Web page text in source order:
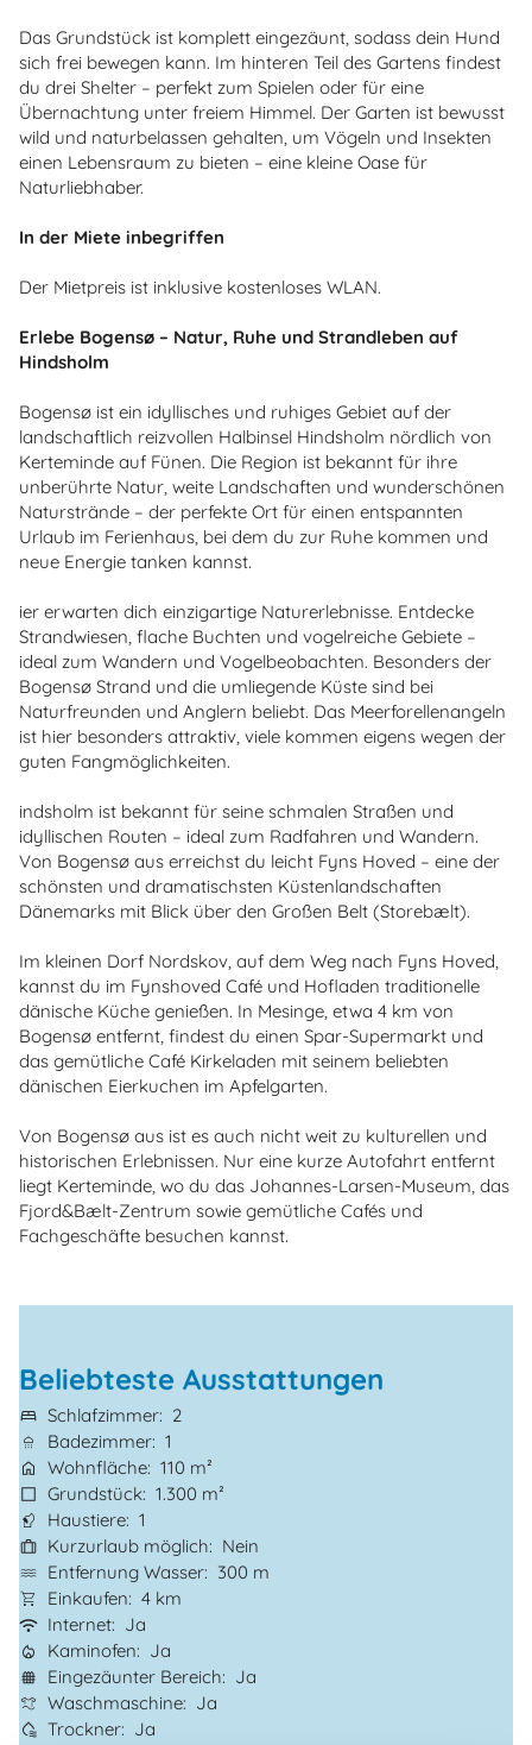
Das Grundstück ist komplett eingezäunt, sodass dein Hund
sich frei bewegen kann. Im hinteren Teil des Gartens findest
du drei Shelter – perfekt zum Spielen oder für eine
Übernachtung unter freiem Himmel. Der Garten ist bewusst
wild und naturbelassen gehalten, um Vögeln und Insekten
einen Lebensraum zu bieten – eine kleine Oase für
Naturliebhaber.
In der Miete inbegriffen
Der Mietpreis ist inklusive kostenloses WLAN.
Erlebe Bogensø – Natur, Ruhe und Strandleben auf
Hindsholm
Bogensø ist ein idyllisches und ruhiges Gebiet auf der
landschaftlich reizvollen Halbinsel Hindsholm nördlich von
Kerteminde auf Fünen. Die Region ist bekannt für ihre
unberührte Natur, weite Landschaften und wunderschönen
Naturstrände – der perfekte Ort für einen entspannten
Urlaub im Ferienhaus, bei dem du zur Ruhe kommen und
neue Energie tanken kannst.
ier erwarten dich einzigartige Naturerlebnisse. Entdecke
Strandwiesen, flache Buchten und vogelreiche Gebiete –
ideal zum Wandern und Vogelbeobachten. Besonders der
Bogensø Strand und die umliegende Küste sind bei
Naturfreunden und Anglern beliebt. Das Meerforellenangeln
ist hier besonders attraktiv, viele kommen eigens wegen der
guten Fangmöglichkeiten.
indsholm ist bekannt für seine schmalen Straßen und
idyllischen Routen – ideal zum Radfahren und Wandern.
Von Bogensø aus erreichst du leicht Fyns Hoved – eine der
schönsten und dramatischsten Küstenlandschaften
Dänemarks mit Blick über den Großen Belt (Storebælt).
Im kleinen Dorf Nordskov, auf dem Weg nach Fyns Hoved,
kannst du im Fynshoved Café und Hofladen traditionelle
dänische Küche genießen. In Mesinge, etwa 4 km von
Bogensø entfernt, findest du einen Spar-Supermarkt und
das gemütliche Café Kirkeladen mit seinem beliebten
dänischen Eierkuchen im Apfelgarten.
Von Bogensø aus ist es auch nicht weit zu kulturellen und
historischen Erlebnissen. Nur eine kurze Autofahrt entfernt
liegt Kerteminde, wo du das Johannes-Larsen-Museum, das
Fjord&Bælt-Zentrum sowie gemütliche Cafés und
Fachgeschäfte besuchen kannst.
Beliebteste Ausstattungen
Schlafzimmer
2
Badezimmer 1
Wohnfläche 110 m²
Grundstück 1.300 m²
Haustiere 1
Kurzurlaub möglich
Nein
Entfernung Wasser
300 m
Einkaufen
4 km
Internet
Ja
Kaminofen
Ja
Eingezäunter Bereich
Ja
Waschmaschine
Ja
Trockner
Ja